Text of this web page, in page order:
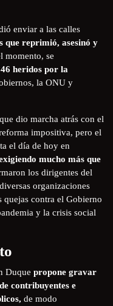
enviar a las calles
que reprimió, asesinó y
momento, se
heridos por la
la ONU y
dio marcha atrás con el
impositiva, pero el
el día de hoy en
mucho más que
los dirigentes del
organizaciones
quejas contra el Gobierno
y la crisis social
Duque propone gravar
contribuyentes e
de modo